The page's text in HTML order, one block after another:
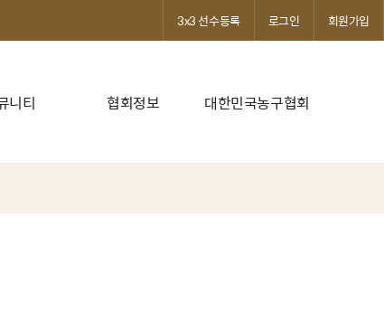
니티 협회정보 대한민국농구협회
3x3 선수등록 로그인 회원가입